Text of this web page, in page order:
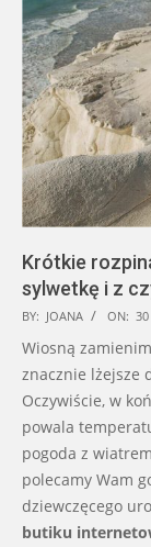
Krótkie
sylwetkę i z
2026-
07-
30
BY: JOANA ON:
Wiosną
znacznie lżejsze
Oczywiście, w
powala
pogoda z
polecamy Wam
dziewczęcego
butiku